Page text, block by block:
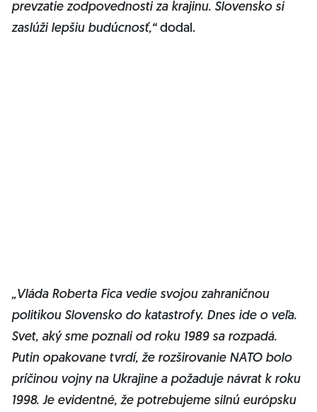
prevzatie zodpovednosti za krajinu. Slovensko si
zaslúži lepšiu budúcnosť,“dodal.
„Vláda Roberta Fica vedie svojou zahraničnou
politikou Slovensko do katastrofy. Dnes ide o veľa.
Svet, aký sme poznali od roku 1989 sa rozpadá.
Putin opakovane tvrdí, že rozširovanie NATO bolo
príčinou vojny na Ukrajine a požaduje návrat k roku
1998. Je evidentné, že potrebujeme silnú európsku